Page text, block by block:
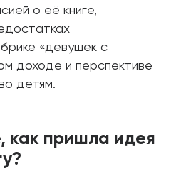
о её книге,
«девушек с
доходе и перспективе
детям.
как пришла идея